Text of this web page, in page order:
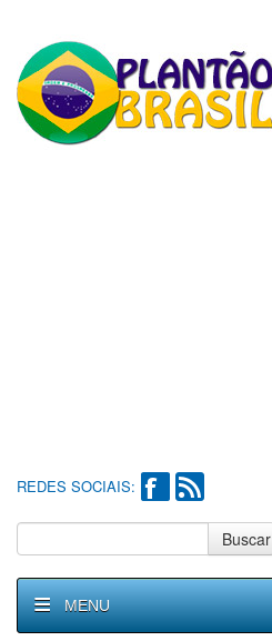
REDES SOCIAIS:
Buscar
MENU